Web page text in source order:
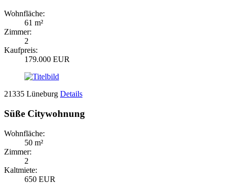
Wohnfläche:
61 m²
Zimmer:
2
Kaufpreis:
179.000 EUR
21335 Lüneburg Details
Süße Citywohnung
Wohnfläche:
50 m²
Zimmer:
2
Kaltmiete:
650 EUR